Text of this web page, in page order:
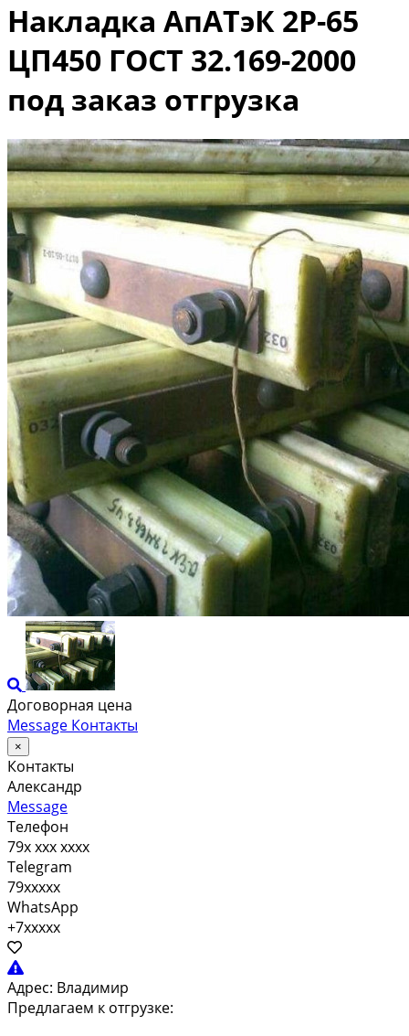
Накладка АпАТэК 2Р-65
ЦП450 ГОСТ 32.169-2000
под заказ отгрузка
Договорная цена
Message Контакты
×
Контакты
Александр
Message
Телефон
79x xxx xxxx
Telegram
79xxxxx
WhatsApp
+7xxxxx
Адрес: Владимир
Предлагаем к отгрузке: